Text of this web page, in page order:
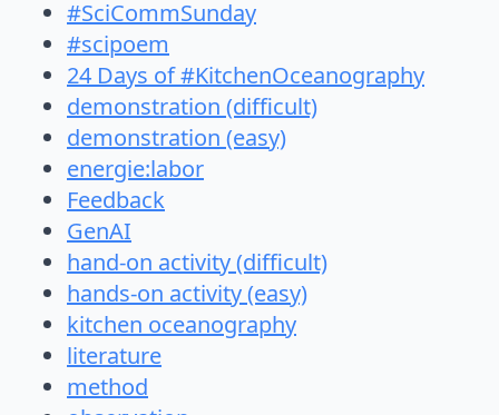
#SciCommSunday
#scipoem
24 Days of #KitchenOceanography
demonstration (difficult)
demonstration (easy)
energie:labor
Feedback
GenAI
hand-on activity (difficult)
hands-on activity (easy)
kitchen oceanography
literature
method